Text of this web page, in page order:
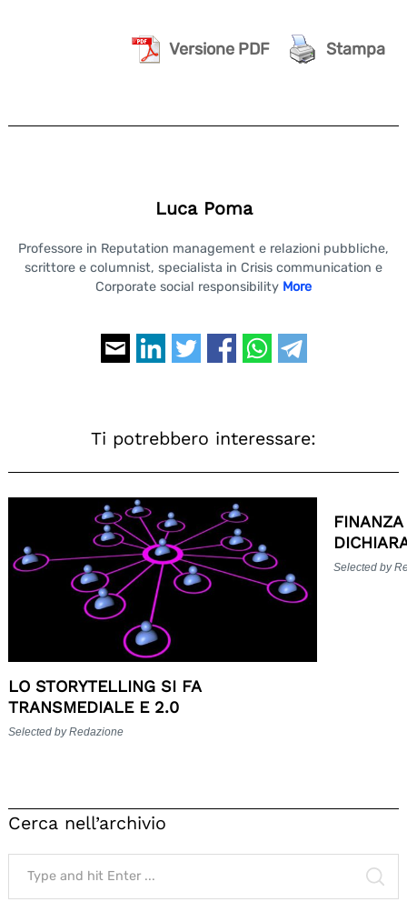
Versione PDF Stampa
Luca Poma
Professore in Reputation management e relazioni pubbliche,
scrittore e columnist, specialista in Crisis communication e
Corporate social responsibility More
Ti potrebbero interessare:
LO STORYTELLING SI FA
TRANSMEDIALE E 2.0
Selected by Redazione
Selected by
Cerca nell’archivio
Search
for: